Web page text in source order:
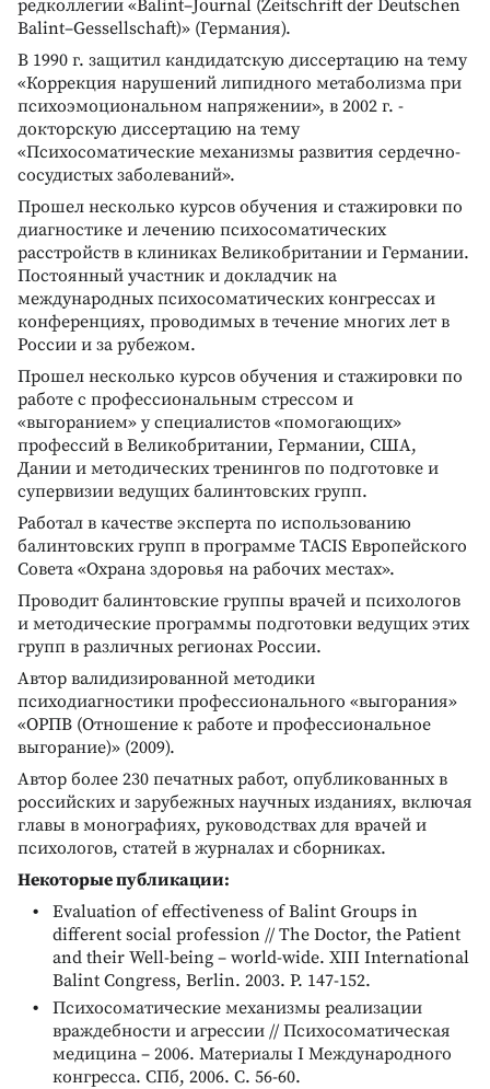
редколлегии «Balint–Journal (Zeitschrift der Deutschen
Balint–Gessellschaft)» (Германия).
В 1990 г. защитил кандидатскую диссертацию на тему
«Коррекция нарушений липидного метаболизма при
психоэмоциональном напряжении», в 2002 г. -
докторскую диссертацию на тему
«Психосоматические механизмы развития сердечно-
сосудистых заболеваний».
Прошел несколько курсов обучения и стажировки по
диагностике и лечению психосоматических
расстройств в клиниках Великобритании и Германии.
Постоянный участник и докладчик на
международных психосоматических конгрессах и
конференциях, проводимых в течение многих лет в
России и за рубежом.
Прошел несколько курсов обучения и стажировки по
работе с профессиональным стрессом и
«выгоранием» у специалистов «помогающих»
профессий в Великобритании, Германии, США,
Дании и методических тренингов по подготовке и
супервизии ведущих балинтовских групп.
Работал в качестве эксперта по использованию
балинтовских групп в программе TACIS Европейского
Совета «Охрана здоровья на рабочих местах».
Проводит балинтовские группы врачей и психологов
и методические программы подготовки ведущих этих
групп в различных регионах России.
Автор валидизированной методики
психодиагностики профессионального «выгорания»
«ОРПВ (Отношение к работе и профессиональное
выгорание)» (2009).
Автор более 230 печатных работ, опубликованных в
российских и зарубежных научных изданиях, включая
главы в монографиях, руководствах для врачей и
психологов, статей в журналах и сборниках.
Некоторые публикации:
Evaluation of effectiveness of Balint Groups in
different social profession // The Doctor, the Patient
and their Well-being – world-wide. XIII International
Balint Congress, Berlin. 2003. Р. 147-152.
Психосоматические механизмы реализации
враждебности и агрессии // Психосоматическая
медицина – 2006. Материалы I Международного
конгресса. СПб, 2006. С. 56-60.